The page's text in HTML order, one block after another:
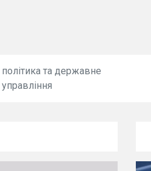
політика та державне
управління